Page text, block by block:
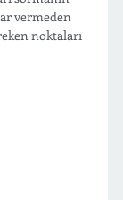
vermeden
noktaları